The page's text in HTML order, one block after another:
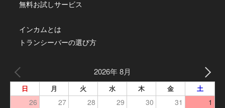
無料お試しサービス
インカムとは
トランシーバーの選び方
2026年 8月
日 月 火 水 木 金 土
26 27 28 29 30 31 1